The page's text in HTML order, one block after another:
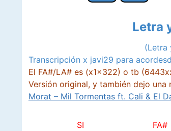
Letra
(Letra
Transcripción x javi29 para
El FA#/LA# es (x1x322) o tb
Versión original, y también dejo una
Morat – Mil Tormentas ft. Cali & El
SI FA#